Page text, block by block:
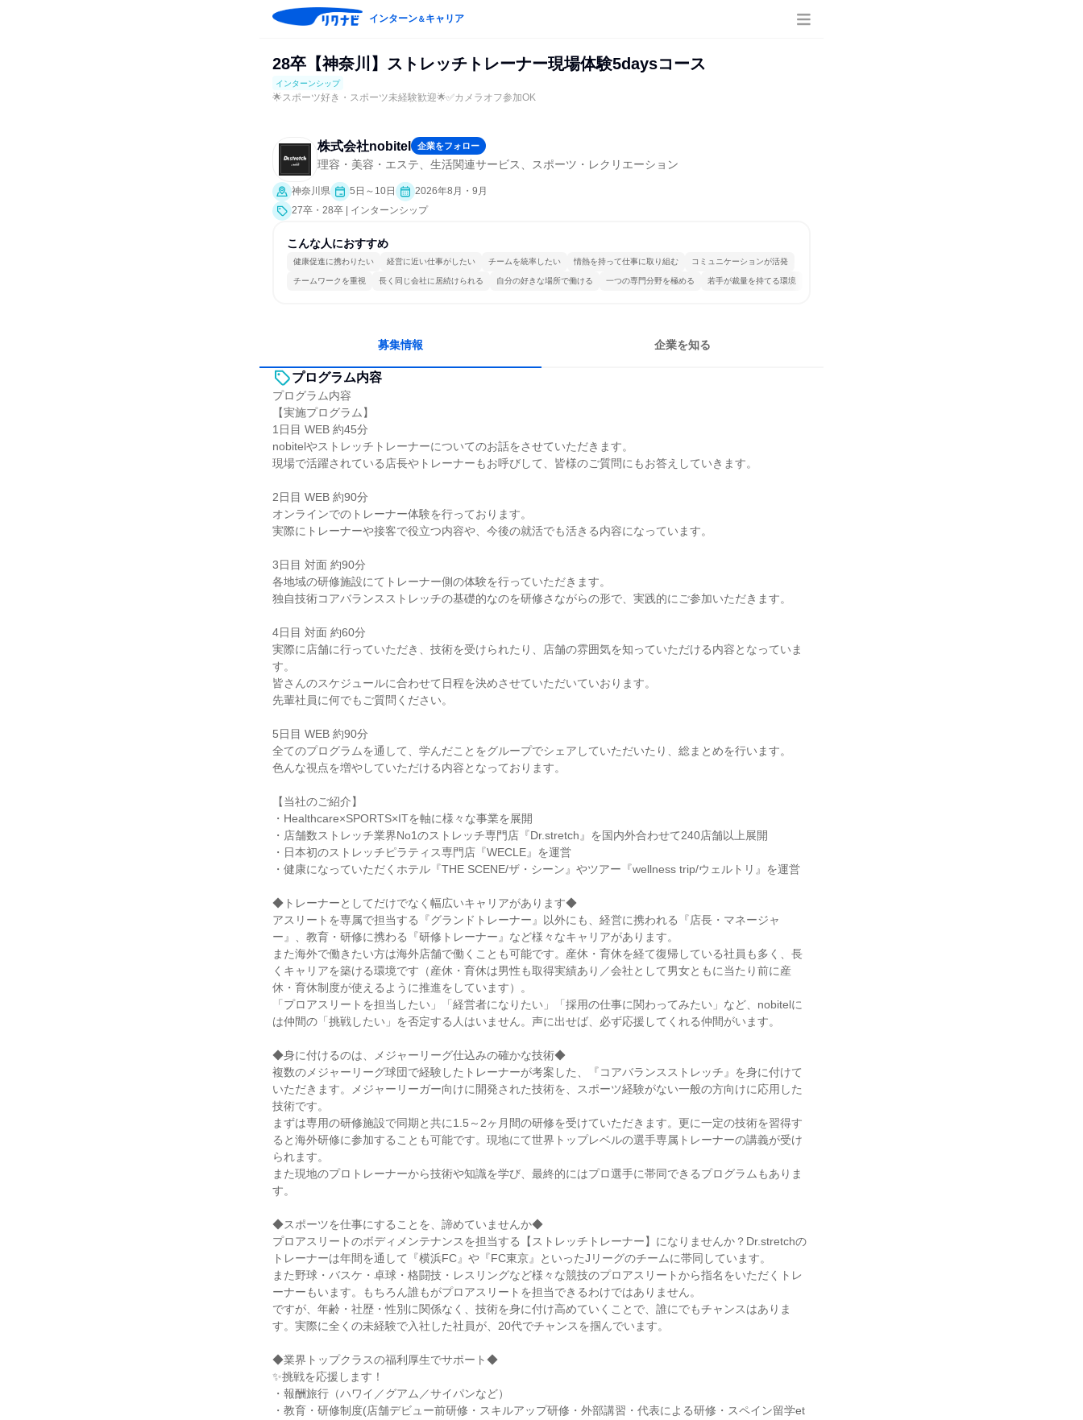
インターン＆キャリア
28卒【神奈川】ストレッチトレーナー現場体験5daysコース
インターンシップ
🌟スポーツ好き・スポーツ未経験歓迎🌟✅カメラオフ参加OK
株式会社nobitel 企業をフォロー
理容・美容・エステ、生活関連サービス、スポーツ・レクリエーション
神奈川県 5日～10日
2026年8月・9月
27卒・28卒 | インターンシップ
こんな人におすすめ
健康促進に携わりたい 経営に近い仕事がしたい チームを統率したい 情熱を持って仕事に取り組む コミュニケーションが活発
チームワークを重視 長く同じ会社に居続けられる 自分の好きな場所で働ける 一つの専門分野を極める 若手が裁量を持てる環境
募集情報 企業を知る
プログラム内容
プログラム内容
【実施プログラム】
1日目 WEB 約45分
nobitelやストレッチトレーナーについてのお話をさせていただきます。
現場で活躍されている店長やトレーナーもお呼びして、皆様のご質問にもお答えしていきます。
2日目 WEB 約90分
オンラインでのトレーナー体験を行っております。
実際にトレーナーや接客で役立つ内容や、今後の就活でも活きる内容になっています。
3日目 対面 約90分
各地域の研修施設にてトレーナー側の体験を行っていただきます。
独自技術コアバランスストレッチの基礎的なのを研修さながらの形で、実践的にご参加いただきます。
4日目 対面 約60分
実際に店舗に行っていただき、技術を受けられたり、店舗の雰囲気を知っていただける内容となっていま
す。
皆さんのスケジュールに合わせて日程を決めさせていただいていおります。
先輩社員に何でもご質問ください。
5日目 WEB 約90分
全てのプログラムを通して、学んだことをグループでシェアしていただいたり、総まとめを行います。
色んな視点を増やしていただける内容となっております。
【当社のご紹介】
・Healthcare×SPORTS×ITを軸に様々な事業を展開
・店舗数ストレッチ業界No1のストレッチ専門店『Dr.stretch』を国内外合わせて240店舗以上展開
・日本初のストレッチピラティス専門店『WECLE』を運営
・健康になっていただくホテル『THE SCENE/ザ・シーン』やツアー『wellness trip/ウェルトリ』を運営
◆トレーナーとしてだけでなく幅広いキャリアがあります◆
アスリートを専属で担当する『グランドトレーナー』以外にも、経営に携われる『店長・マネージャ
ー』、教育・研修に携わる『研修トレーナー』など様々なキャリアがあります。
また海外で働きたい方は海外店舗で働くことも可能です。産休・育休を経て復帰している社員も多く、長
くキャリアを築ける環境です（産休・育休は男性も取得実績あり／会社として男女ともに当たり前に産
休・育休制度が使えるように推進をしています）。
「プロアスリートを担当したい」「経営者になりたい」「採用の仕事に関わってみたい」など、nobitelに
は仲間の「挑戦したい」を否定する人はいません。声に出せば、必ず応援してくれる仲間がいます。
◆身に付けるのは、メジャーリーグ仕込みの確かな技術◆
複数のメジャーリーグ球団で経験したトレーナーが考案した、『コアバランスストレッチ』を身に付けて
いただきます。メジャーリーガー向けに開発された技術を、スポーツ経験がない一般の方向けに応用した
技術です。
まずは専用の研修施設で同期と共に1.5～2ヶ月間の研修を受けていただきます。更に一定の技術を習得す
ると海外研修に参加することも可能です。現地にて世界トップレベルの選手専属トレーナーの講義が受け
られます。
また現地のプロトレーナーから技術や知識を学び、最終的にはプロ選手に帯同できるプログラムもありま
す。
◆スポーツを仕事にすることを、諦めていませんか◆
プロアスリートのボディメンテナンスを担当する【ストレッチトレーナー】になりませんか？Dr.stretchの
トレーナーは年間を通して『横浜FC』や『FC東京』といったJリーグのチームに帯同しています。
また野球・バスケ・卓球・格闘技・レスリングなど様々な競技のプロアスリートから指名をいただくトレ
ーナーもいます。もちろん誰もがプロアスリートを担当できるわけではありません。
ですが、年齢・社歴・性別に関係なく、技術を身に付け高めていくことで、誰にでもチャンスはありま
す。実際に全くの未経験で入社した社員が、20代でチャンスを掴んでいます。
◆業界トップクラスの福利厚生でサポート◆
✨挑戦を応援します！
・報酬旅行（ハワイ／グアム／サイパンなど）
・教育・研修制度(店舗デビュー前研修・スキルアップ研修・外部講習・代表による研修・スペイン留学et